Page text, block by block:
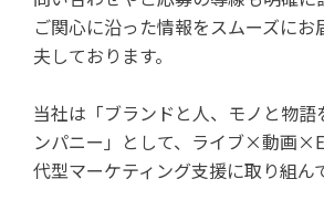
ご関心に沿った情報をスムーズにお
夫しております。
当社は「ブランドと人、モノと物語
ンパニー」として、ライブ×動画
代型マーケティング支援に取り組ん